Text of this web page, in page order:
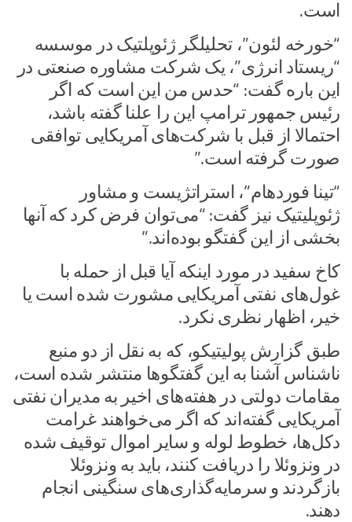
است.
“خورخه لئون”، تحلیلگر ژئوپلتیک در موسسه
“ریستاد انرژی”، یک شرکت مشاوره صنعتی در
این باره گفت: “حدس من این است که اگر
رئیس جمهور ترامپ این را علنا گفته باشد،
احتمالا از قبل با شرکت‌های آمریکایی توافقی
صورت گرفته است.”
“تینا فوردهام”، استراتژیست و مشاور
ژئوپلیتیک نیز گفت: “می‌توان فرض کرد که آنها
بخشی از این گفتگو بوده‌اند.”
کاخ سفید در مورد اینکه آیا قبل از حمله با
غول‌های نفتی آمریکایی مشورت شده است یا
خیر، اظهار نظری نکرد.
طبق گزارش پولیتیکو، که به نقل از دو منبع
ناشناس آشنا به این گفتگوها منتشر شده است،
مقامات دولتی در هفته‌های اخیر به مدیران نفتی
آمریکایی گفته‌اند که اگر می‌خواهند غرامت
دکل‌ها، خطوط لوله و سایر اموال توقیف شده
در ونزوئلا را دریافت کنند، باید به ونزوئلا
بازگردند و سرمایه‌گذاری‌های سنگینی انجام
دهند.